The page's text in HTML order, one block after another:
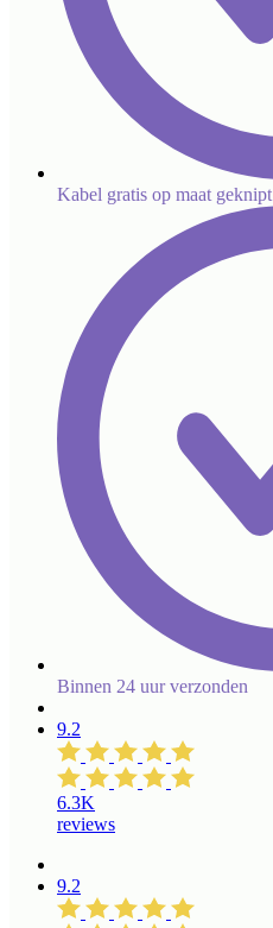
Kabel gratis op maat geknipt
Binnen 24 uur verzonden
9.2
6.3K
reviews
9.2